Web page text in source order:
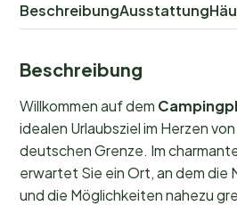
BeschreibungAusstattung
Beschreibung
Willkommen auf dem
idealen Urlaubsziel im Herzen
deutschen Grenze. Im
erwartet Sie ein Ort, an dem die
und die Möglichkeiten nahezu